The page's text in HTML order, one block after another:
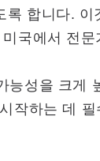
록 합니다. 이
국에서 전
능성을 크게
작하는 데 필